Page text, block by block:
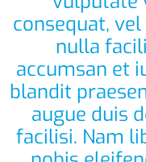
consequat,
nulla
accumsan et
blandit
augue duis
facilisi. Nam